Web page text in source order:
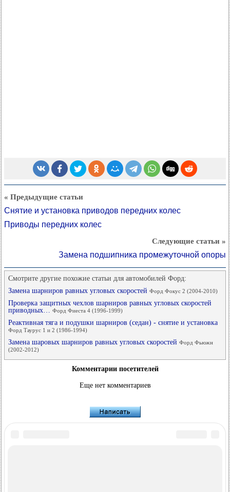
« Предыдущие статьи
Снятие и установка приводов передних колес
Приводы передних колес
Следующие статьи »
Замена подшипника промежуточной опоры
Смотрите другие похожие статьи для автомобилей Форд:
Замена шарниров равных угловых скоростей Форд Фокус 2 (2004-2010)
Проверка защитных чехлов шарниров равных угловых скоростей
приводных… Форд Фиеста 4 (1996-1999)
Реактивная тяга и подушки шарниров (седан) - снятие и установка
Форд Таурус 1 и 2 (1986-1994)
Замена шаровых шарниров равных угловых скоростей Форд Фьюжн
(2002-2012)
Комментарии посетителей
Еще нет комментариев